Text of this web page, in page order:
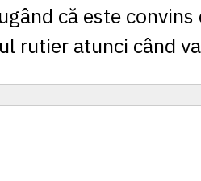
că este
rutier atunci când